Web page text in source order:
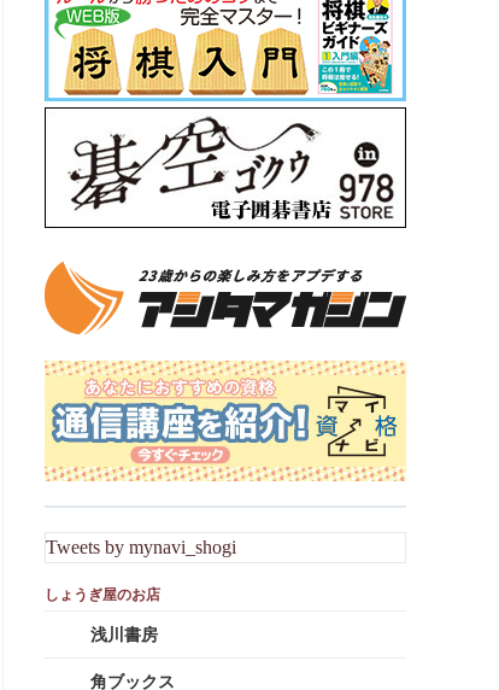
Tweets by mynavi_shogi
浅川書房
角ブックス